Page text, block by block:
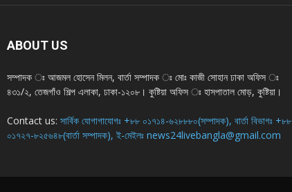
ABOUT US
সম্পাদক ঃ আজমল হোসেন মিলন, বার্তা সম্পাদক ঃ মোঃ কাজী সোহান ঢাকা অফিস ঃ
৪৩১/২, তেজগাঁও শিল্প এলাকা, ঢাকা-১২০৮। কুষ্টিয়া অফিস ঃ হাসপাতাল মোড়, কুষ্টিয়া।
Contact us: সার্বিক যোগাগাযোগঃ +৮৮ ০১৭১৪-৬২৮৮৮০(সম্পাদক), বার্তা বিভাগঃ +৮৮
০১৭২৭-৮২৫৬৪৮(বার্তা সম্পাদক), ই-মেইলঃ news24livebangla@gmail.com